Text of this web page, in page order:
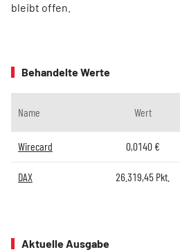
bleibt offen.
Behandelte Werte
Name Wert
Wirecard 0,0140€
DAX 26.319,45 Pkt.
Aktuelle Ausgabe